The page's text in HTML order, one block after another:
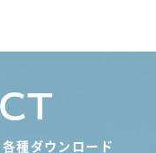
種ダウンロード